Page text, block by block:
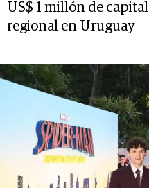
US$ 1 millón de
regional en Uruguay